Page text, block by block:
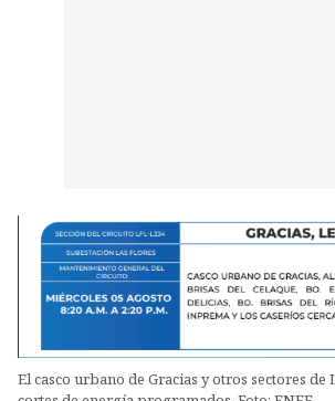
El casco urbano de Gracias y otros sectores